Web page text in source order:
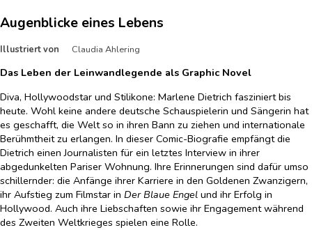
Augenblicke eines Lebens
Illustriert von Claudia Ahlering
Das Leben der Leinwandlegende als Graphic Novel
Diva, Hollywoodstar und Stilikone: Marlene Dietrich fasziniert bis
heute. Wohl keine andere deutsche Schauspielerin und Sängerin hat
es geschafft, die Welt so in ihren Bann zu ziehen und internationale
Berühmtheit zu erlangen. In dieser Comic-Biografie empfängt die
Dietrich einen Journalisten für ein letztes Interview in ihrer
abgedunkelten Pariser Wohnung. Ihre Erinnerungen sind dafür umso
schillernder: die Anfänge ihrer Karriere in den Goldenen Zwanzigern,
ihr Aufstieg zum Filmstar in Der Blaue Engel und ihr Erfolg in
Hollywood. Auch ihre Liebschaften sowie ihr Engagement während
des Zweiten Weltkrieges spielen eine Rolle.